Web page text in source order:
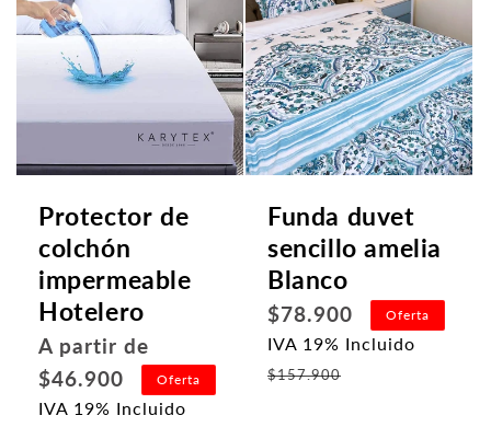
Protector de
colchón
impermeable
Hotelero
Precio
habitual
A partir de
$46.900
Oferta
IVA 19% Incluido
Funda duvet
sencillo amelia
Blanco
Precio
habitual
$78.900 Oferta
IVA 19% Incluido
$157.900